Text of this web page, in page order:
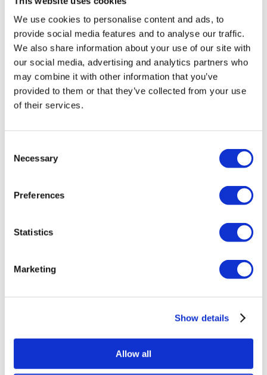
We use cookies to personalise content and ads, to
provide social media features and to analyse our traffic.
We also share information about your use of our site with
our social media, advertising and analytics partners who
may combine it with other information that you’ve
provided to them or that they’ve collected from your use
of their services.
Selection
Necessary
Preferences
Statistics
Marketing
Show details
Allow all
Flymedi
TÜRSAB – Операции на flymedi.com осуществляются
компанией MIRAC SARA TOURISM, туристическим
агентством группы A, зарегистрированным в TÜRSAB
(Сертификат № 12276).
Все процедуры проводятся в сертифицированном
медицинском учреждении, специализирующемся на
как это работает?
Flymedi Программа рекомендаций
Блог
Политика отмены